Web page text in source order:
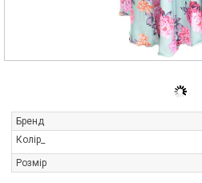
Бренд
Колір_
Розмір